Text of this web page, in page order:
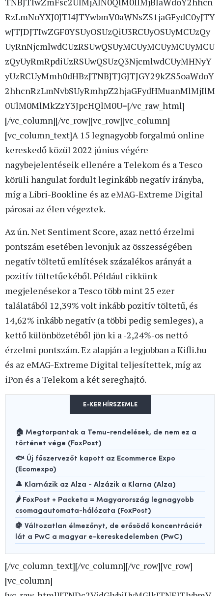
RzLmNoYXJ0JTI4JTYwbmV0aWNsZS1jaGFydC0yJTY
wJTJDJTIwZGF0YSUyOSUzQiU3RCUyOSUyMCUzQy
UyRnNjcmlwdCUzRSUwQSUyMCUyMCUyMCUyMCU
zQyUyRmRpdiUzRSUwQSUzQ3NjcmlwdCUyMHNyY
yUzRCUyMmh0dHBzJTNBJTJGJTJGY29kZS5oaWdoY
2hhcnRzLmNvbSUyRmhpZ2hjaGFydHMuanMlMjIlM
0UlM0MlMkZzY3JpcHQlM0U=[/vc_raw_html]
[/vc_column][/vc_row][vc_row][vc_column]
[vc_column_text]A 15 legnagyobb forgalmú online
kereskedő közül 2022 június végére
nagybejelentéseik ellenére a Telekom és a Tesco
körüli hangulat fordult leginkább negatív irányba,
míg a Libri-Bookline és az eMAG-Extreme Digital
párosai az élen végeztek.
Az ún. Net Sentiment Score, azaz nettó érzelmi
pontszám esetében levonjuk az összességében
negatív töltetű említések százalékos arányát a
pozitív töltetűekéből.Például cikkünk
megjelenésekor a Tesco több mint 25 ezer
találatából 12,39% volt inkább pozitív töltetű, és
14,62% inkább negatív (a többi pedig semleges), a
kettő különbözetéből jön ki a -2,24%-os nettó
érzelmi pontszám. Ez alapján a legjobban a Kifli.hu
és az eMAG-Extreme Digital teljesítettek, míg az
iPon és a Telekom a két sereghajtó.
E-KER HÍRSZEMLE
🏠 Megtorpantak a Temu-rendelések, de nem ez a
történet vége (FoxPost)
🐟 Új főszervezőt kapott az Ecommerce Expo
(Ecomexpo)
🎩 Klarnázik az Alza - Alzázik a Klarna (Alza)
🌶️ FoxPost + Packeta = Magyarország legnagyobb
csomagautomata-hálózata (FoxPost)
🍇 Változatlan élmezőnyt, de erősödő koncentrációt
lát a PwC a magyar e-kereskedelemben (PwC)
[/vc_column_text][/vc_column][/vc_row][vc_row]
[vc_column]